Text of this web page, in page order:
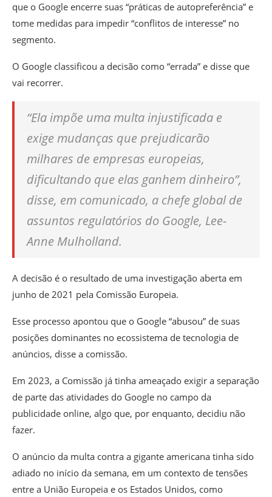
que o Google encerre suas “práticas de autopreferência” e
tome medidas para impedir “conflitos de interesse” no
segmento.
O Google classificou a decisão como “errada” e disse que
vai recorrer.
“Ela impõe uma multa injustificada e
exige mudanças que prejudicarão
milhares de empresas europeias,
dificultando que elas ganhem dinheiro”,
disse, em comunicado, a chefe global de
assuntos regulatórios do Google, Lee-
Anne Mulholland.
A decisão é o resultado de uma investigação aberta em
junho de 2021 pela Comissão Europeia.
Esse processo apontou que o Google “abusou” de suas
posições dominantes no ecossistema de tecnologia de
anúncios, disse a comissão.
Em 2023, a Comissão já tinha ameaçado exigir a separação
de parte das atividades do Google no campo da
publicidade online, algo que, por enquanto, decidiu não
fazer.
O anúncio da multa contra a gigante americana tinha sido
adiado no início da semana, em um contexto de tensões
entre a União Europeia e os Estados Unidos, como